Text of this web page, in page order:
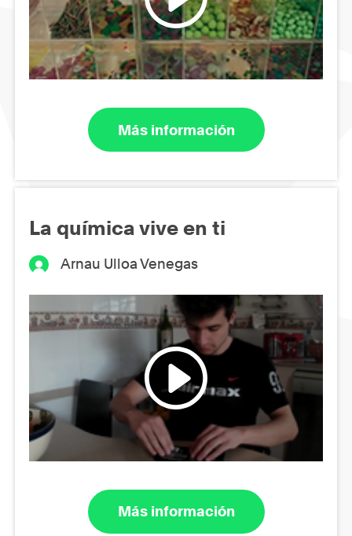
Más información
La química vive en ti
Arnau Ulloa Venegas
Más información